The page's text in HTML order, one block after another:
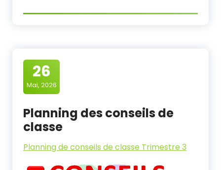
26
Mai, 2026
Planning des conseils de
classe
Planning de conseils de classe Trimestre 3